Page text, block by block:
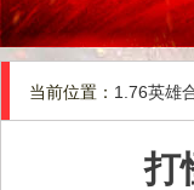
当前位置： 1.76英雄
打